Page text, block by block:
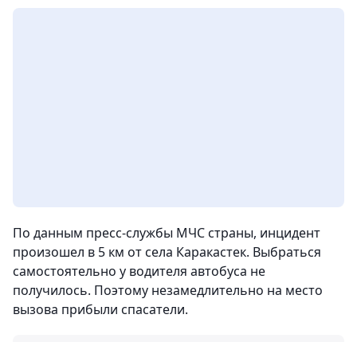
По данным пресс-службы МЧС страны, инцидент
произошел в 5 км от села Каракастек. Выбраться
самостоятельно у водителя автобуса не
получилось. Поэтому незамедлительно на место
вызова прибыли спасатели.